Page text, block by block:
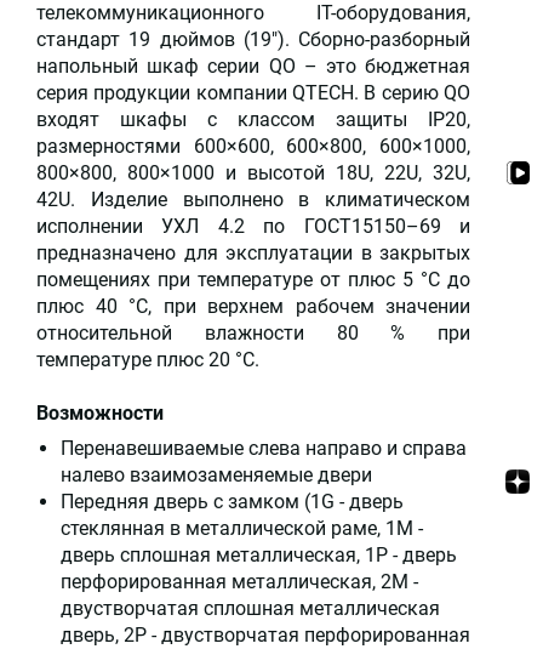
телекоммуникационного IT-оборудования,
стандарт 19 дюймов (19"). Сборно-разборный
напольный шкаф серии QO – это бюджетная
серия продукции компании QTECH. В серию QO
входят шкафы с классом защиты IP20,
размерностями 600×600, 600×800, 600×1000,
800×800, 800×1000 и высотой 18U, 22U, 32U,
42U. Изделие выполнено в климатическом
исполнении УХЛ 4.2 по ГОСТ15150–69 и
предназначено для эксплуатации в закрытых
помещениях при температуре от плюс 5 °С до
плюс 40 °С, при верхнем рабочем значении
относительной влажности 80 % при
температуре плюс 20 °С.
Возможности
Перенавешиваемые слева направо и справа
налево взаимозаменяемые двери
Передняя дверь с замком (1G - дверь
стеклянная в металлической раме, 1M -
дверь сплошная металлическая, 1P - дверь
перфорированная металлическая, 2М -
двустворчатая сплошная металлическая
дверь, 2Р - двустворчатая перфорированная